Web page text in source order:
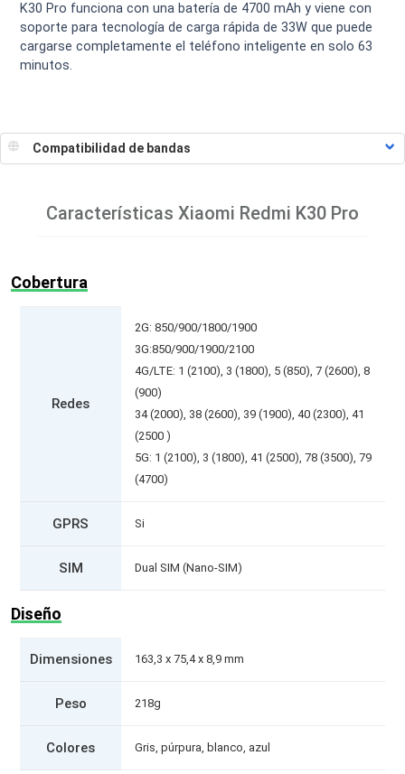
K30 Pro funciona con una batería de 4700 mAh y viene con
soporte para tecnología de carga rápida de 33W que puede
cargarse completamente el teléfono inteligente en solo 63
minutos.
Características Xiaomi Redmi K30 Pro
Cobertura
Redes
2G: 850/900/1800/1900
3G:850/900/1900/2100
4G/LTE: 1 (2100), 3 (1800), 5 (850), 7 (2600), 8
(900)
34 (2000), 38 (2600), 39 (1900), 40 (2300), 41
(2500 )
5G: 1 (2100), 3 (1800), 41 (2500), 78 (3500), 79
(4700)
GPRS Si
SIM Dual SIM (Nano-SIM)
Diseño
Dimensiones 163,3 x 75,4 x 8,9 mm
Peso 218g
Colores Gris, púrpura, blanco, azul